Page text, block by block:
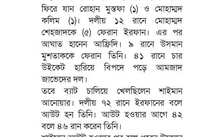
ফিরে যান রোহান মুস্তফা (১) ও মোহাম্মদ
কলিম (১)। দলীয় ১২ রানে মোহাম্মদ
শেহজাদকে (৫) ফেরান ইরফান। এর পর
আঘাত হানেন আফ্রিদি। ৯ রানে উসমান
মুশতাককে ফেরান তিনি। ৪১ রানে চার
উইকেট হারিয়ে বিপদে পড়ে আমজাদ
জাভেদের দল।
তবে ব্যাট চালিয়ে খেলছিলেন শাইমান
আনোয়ার। দলীয় ৭২ রানে ইরফানের বলে
আউট হন তিনি। আউট হওয়ার আগে ৪২
বলে ৪৬ রান করেন তিনি।